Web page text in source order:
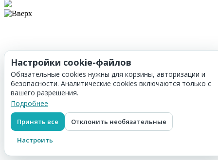
Настройки cookie-файлов
Обязательные cookies нужны для корзины, авторизации и
безопасности. Аналитические cookies включаются только с
вашего разрешения.
Подробнее
Принять все Отклонить необязательные
Настроить